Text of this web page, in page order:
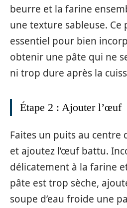
beurre et la farine
une texture sableuse. Ce
essentiel pour bien
obtenir une pâte qui ne
ni trop dure après la
Étape 2 : Ajouter l’œuf
Faites un puits au centre
et ajoutez l’œuf battu.
délicatement à la farine
pâte est trop sèche,
soupe d’eau froide une